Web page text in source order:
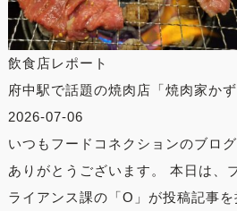
飲食店レポート
府中駅で話題の焼肉店「焼肉家か
2026-07-06
いつもフードコネクションのブロ
ありがとうございます。 本日は、
ライアンス課の「O」が投稿記事